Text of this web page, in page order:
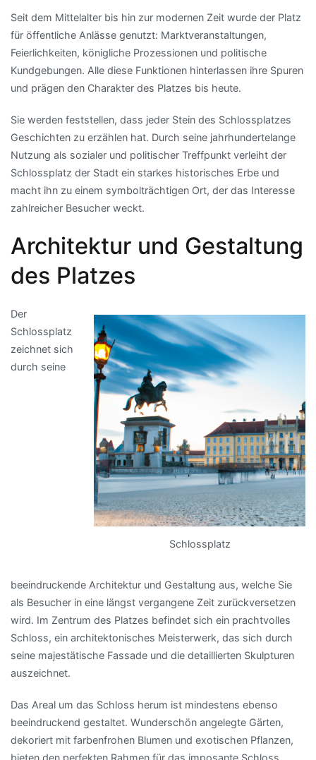
Seit dem Mittelalter bis hin zur modernen Zeit wurde der Platz
für öffentliche Anlässe genutzt: Marktveranstaltungen,
Feierlichkeiten, königliche Prozessionen und politische
Kundgebungen. Alle diese Funktionen hinterlassen ihre Spuren
und prägen den Charakter des Platzes bis heute.
Sie werden feststellen, dass jeder Stein des Schlossplatzes
Geschichten zu erzählen hat. Durch seine jahrhundertelange
Nutzung als sozialer und politischer Treffpunkt verleiht der
Schlossplatz der Stadt ein starkes historisches Erbe und
macht ihn zu einem symbolträchtigen Ort, der das Interesse
zahlreicher Besucher weckt.
Architektur und Gestaltung
des Platzes
Schlossplatz
Der
Schlossplatz
zeichnet sich
durch seine
beeindruckende Architektur und Gestaltung aus, welche Sie
als Besucher in eine längst vergangene Zeit zurückversetzen
wird. Im Zentrum des Platzes befindet sich ein prachtvolles
Schloss, ein architektonisches Meisterwerk, das sich durch
seine majestätische Fassade und die detaillierten Skulpturen
auszeichnet.
Das Areal um das Schloss herum ist mindestens ebenso
beeindruckend gestaltet. Wunderschön angelegte Gärten,
dekoriert mit farbenfrohen Blumen und exotischen Pflanzen,
bieten den perfekten Rahmen für das imposante Schloss.